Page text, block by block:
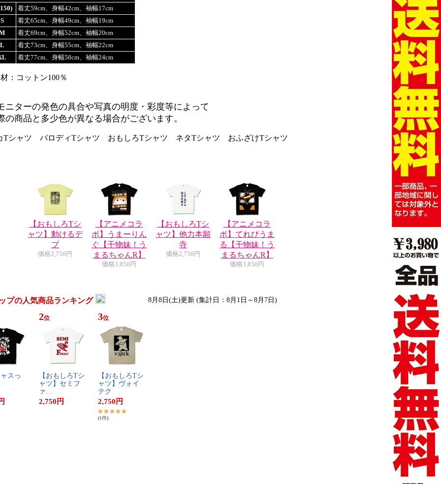
着丈59cm、身幅42cm、袖幅17cm
S
着丈65cm、身幅49cm、袖幅19cm
着丈69cm、身幅52cm、袖幅20cm
L
着丈73cm、身幅55cm、袖幅22cm
着丈77cm、身幅58cm、袖幅24cm
：コットン100％
ターの発色の具合や写真の明度・彩度等によって
の商品と多少色が異なる場合がございます。
Tシャツ パロディTシャツ おもしろTシャツ ネタTシャツ おふざけTシャツ
【おもしろTシ
ャツ】動けるデ
ブ
価格2,750円
【アニメコラ
ボ】うまーりん
ぐ【干物妹！う
まるちゃんR】
価格3,850円
【おもしろTシ
ャツ】他力本願
寺
価格2,750円
【アニメコラ
ボ】てれびうま
る【干物妹！う
まるちゃんR】
価格3,850円
プの人気商品ランキング 8月8日(土)更新 (集計日：8月1日～8月7日)
ス​っ​
2位
【​お​も​し​ろ​T​シ​
ャ​ツ​】​セ​ミ​フ​
ァ​…
2,750 円
3位
【​お​も​し​ろ​T​シ​
ャ​ツ​】​ヴ​ォ​イ​
テ​ク
2,750 円
(1件)